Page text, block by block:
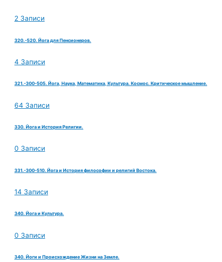
2 Записи
320.-520. Йога для Пенсионеров.
4 Записи
321.-300-505. Йога, Наука, Математика, Культура. Космос. Критическое мышление.
64 Записи
330. Йога и История Религии.
0 Записи
331.-300-510. Йога и История философии и религий Востока.
14 Записи
340. Йога и Культура.
0 Записи
340. Йоги и Происхождение Жизни на Земле.